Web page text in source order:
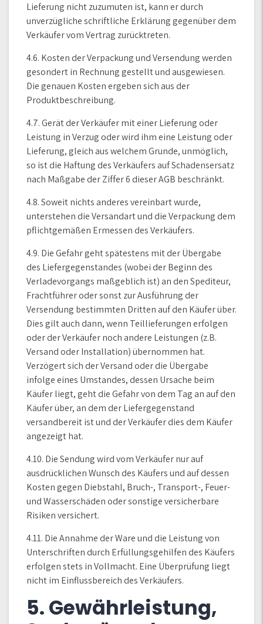
Lieferung nicht zuzumuten ist, kann er durch
unverzügliche schriftliche Erklärung gegenüber dem
Verkäufer vom Vertrag zurücktreten.
4.6. Kosten der Verpackung und Versendung werden
gesondert in Rechnung gestellt und ausgewiesen.
Die genauen Kosten ergeben sich aus der
Produktbeschreibung.
4.7. Gerät der Verkäufer mit einer Lieferung oder
Leistung in Verzug oder wird ihm eine Leistung oder
Lieferung, gleich aus welchem Grunde, unmöglich,
so ist die Haftung des Verkäufers auf Schadensersatz
nach Maßgabe der Ziffer 6 dieser AGB beschränkt.
4.8. Soweit nichts anderes vereinbart wurde,
unterstehen die Versandart und die Verpackung dem
pflichtgemäßen Ermessen des Verkäufers.
4.9. Die Gefahr geht spätestens mit der Übergabe
des Liefergegenstandes (wobei der Beginn des
Verladevorgangs maßgeblich ist) an den Spediteur,
Frachtführer oder sonst zur Ausführung der
Versendung bestimmten Dritten auf den Käufer über.
Dies gilt auch dann, wenn Teillieferungen erfolgen
oder der Verkäufer noch andere Leistungen (z.B.
Versand oder Installation) übernommen hat.
Verzögert sich der Versand oder die Übergabe
infolge eines Umstandes, dessen Ursache beim
Käufer liegt, geht die Gefahr von dem Tag an auf den
Käufer über, an dem der Liefergegenstand
versandbereit ist und der Verkäufer dies dem Käufer
angezeigt hat.
4.10. Die Sendung wird vom Verkäufer nur auf
ausdrücklichen Wunsch des Käufers und auf dessen
Kosten gegen Diebstahl, Bruch-, Transport-, Feuer-
und Wasserschäden oder sonstige versicherbare
Risiken versichert.
4.11. Die Annahme der Ware und die Leistung von
Unterschriften durch Erfüllungsgehilfen des Käufers
erfolgen stets in Vollmacht. Eine Überprüfung liegt
nicht im Einflussbereich des Verkäufers.
5. Gewährleistung,